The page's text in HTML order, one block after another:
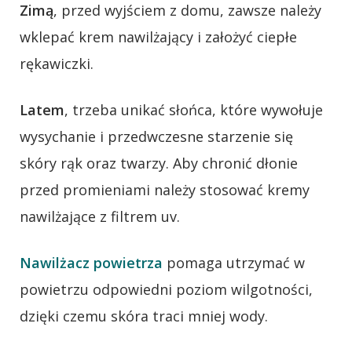
Zimą, przed wyjściem z domu, zawsze należy
wklepać krem nawilżający i założyć ciepłe
rękawiczki.
Latem, trzeba unikać słońca, które wywołuje
wysychanie i przedwczesne starzenie się
skóry rąk oraz twarzy. Aby chronić dłonie
przed promieniami należy stosować kremy
nawilżające z filtrem uv.
Nawilżacz powietrza pomaga utrzymać w
powietrzu odpowiedni poziom wilgotności,
dzięki czemu skóra traci mniej wody.